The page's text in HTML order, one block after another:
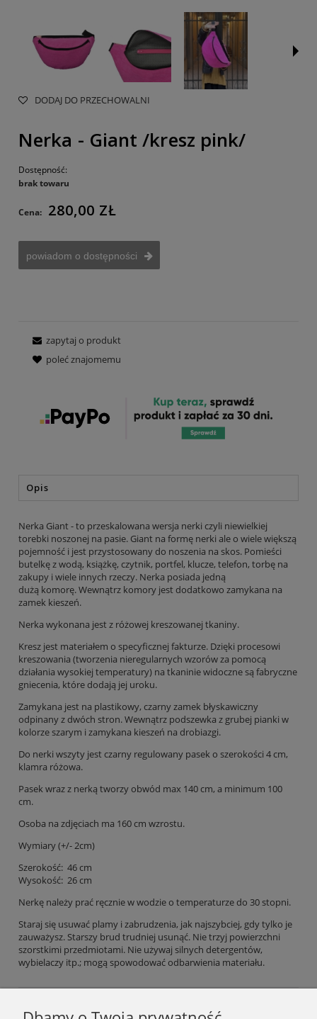
DODAJ DO PRZECHOWALNI
Nerka - Giant /kresz pink/
Dostępność:
brak towaru
Cena: 280,00 ZŁ
powiadom o dostępności
zapytaj o produkt
poleć znajomemu
Opis
Nerka Giant - to przeskalowana wersja nerki czyli niewielkiej
torebki noszonej na pasie. Giant na formę nerki ale o wiele większą
pojemność i jest przystosowany do noszenia na skos. Pomieści
butelkę z wodą, książkę, czytnik, portfel, klucze, telefon, torbę na
zakupy i wiele innych rzeczy. Nerka posiada jedną
dużą komorę. Wewnątrz komory jest dodatkowo zamykana na
zamek kieszeń.
Nerka wykonana jest z różowej kreszowanej tkaniny.
Kresz jest materiałem o specyficznej fakturze. Dzięki procesowi
kreszowania (tworzenia nieregularnych wzorów za pomocą
działania wysokiej temperatury) na tkaninie widoczne są fabryczne
gniecenia, które dodają jej uroku.
Zamykana jest na plastikowy, czarny zamek błyskawiczny
odpinany z dwóch stron. Wewnątrz podszewka z grubej pianki w
kolorze szarym i zamykana kieszeń na drobiazgi.
Do nerki wszyty jest czarny regulowany pasek o szerokości 4 cm,
klamra różowa.
Pasek wraz z nerką tworzy obwód max 140 cm, a minimum 100
cm.
Osoba na zdjęciach ma 160 cm wzrostu.
Wymiary (+/- 2cm)
Szerokość: 46 cm
Wysokość: 26 cm
Nerkę należy prać ręcznie w wodzie o temperaturze do 30 stopni.
Staraj się usuwać plamy i zabrudzenia, jak najszybciej, gdy tylko je
zauważysz. Starszy brud trudniej usunąć. Nie trzyj powierzchni
szorstkimi przedmiotami. Nie używaj silnych detergentów,
wybielaczy itp.; mogą spowodować odbarwienia materiału.